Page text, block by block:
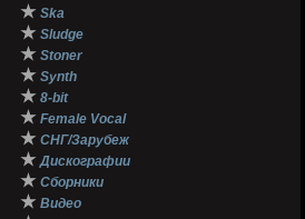
★ Ska
★ Sludge
★ Stoner
★ Synth
★ 8-bit
★ Female Vocal
★ СНГ/Зарубеж
★ Дискографии
★ Сборники
★ Видео